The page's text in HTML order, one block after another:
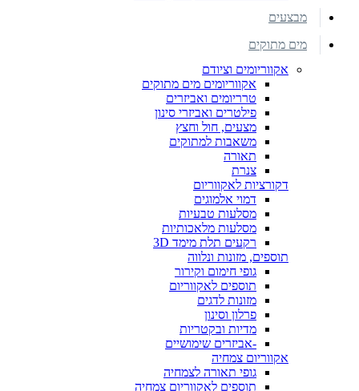
מבצעים
מים מתוקים
אקווריומים וציודם
אקווריומים מים מתוקים
טרריומים ואביזרים
פילטרים ואביזרי סינון
מצעים, חול וחצץ
משאבות למתוקים
תאורה
צנרת
דקורציות לאקווריום
דמוי אלמוגים
מסלעות טבעיות
מסלעות מלאכותיות
רקעים תלת מימד 3D
תוספים, מזונות ונלווה
גופי חימום וקירור
תוספים לאקווריום
מזונות לדגים
פרלון וסינון
מדיות ובקטריות
-אביזרים שימושיים
אקווריום צמחיה
גופי תאורה לצמחיה
תוספים לאקווריום צמחיה